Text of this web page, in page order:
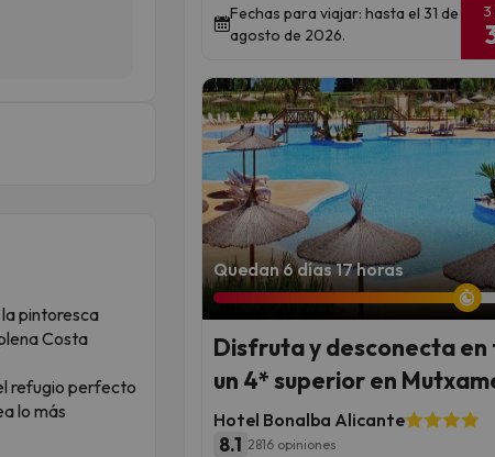
pintoresca
Costa
refugio perfecto
lo más
Fechas para viajar: hasta el 31 de
agosto de 2026.
3
Quedan 6 días 17 horas
Disfruta y desconecta en
un 4* superior en
Hotel Bonalba Alicante
8.1 2816 opiniones